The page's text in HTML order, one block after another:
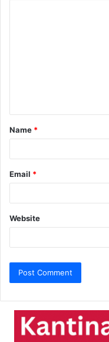
t
*
Name *
Email *
Website